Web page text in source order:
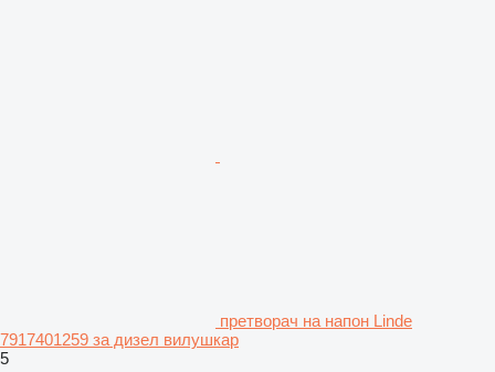
претворач на напон Linde
7917401259 за дизел вилушкар
5